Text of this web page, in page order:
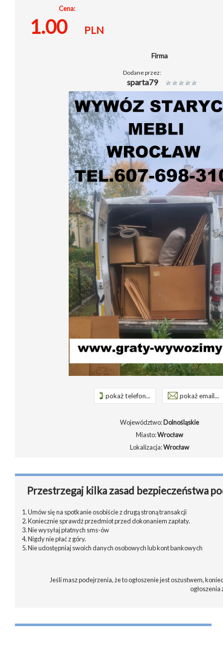
Cena:
1.00 PLN
Firma
Dodane przez:
sparta79
pokaż telefon... pokaż email...
Województwo:Dolnośląskie
Miasto:Wrocław
Lokalizacja:Wrocław
Przestrzegaj kilka zasad bezpieczeństwa
1. Umów się na spotkanie osobiście z drugą stroną transakcji
2. Koniecznie sprawdź przedmiot przed dokonaniem zapłaty.
3. Nie wysyłaj płatnych sms-ów
4. Nigdy nie płać z góry.
5. Nie udostępniaj swoich danych osobowych lub kont bankowych
Jeśli masz podejrzenia, że to ogłoszenie jest oszustwem,